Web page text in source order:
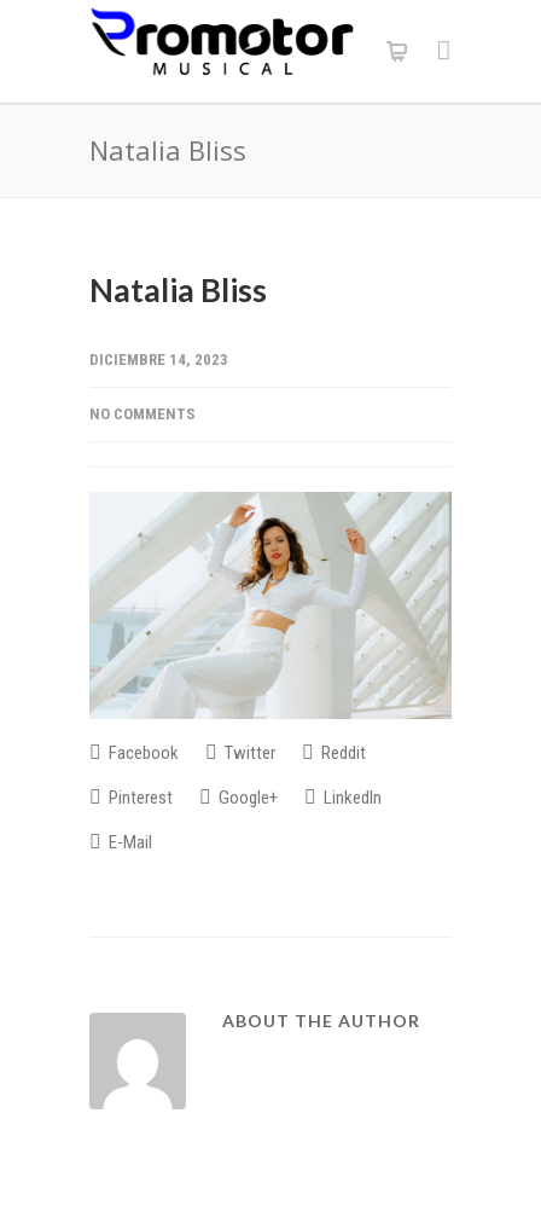
Natalia Bliss
Natalia Bliss
DICIEMBRE 14, 2023
NO COMMENTS
Facebook Twitter Reddit
Pinterest Google+ LinkedIn
E-Mail
ABOUT THE AUTHOR